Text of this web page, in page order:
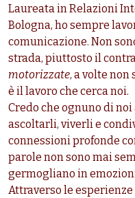
Laureata in Relazioni
Bologna, ho sempre
comunicazione. Non
strada, piuttosto il
motorizzate, a volte non
è il lavoro che cerca noi.
Credo che ognuno di
ascoltarli, viverli e
connessioni profonde
parole non sono mai
germogliano in
Attraverso le